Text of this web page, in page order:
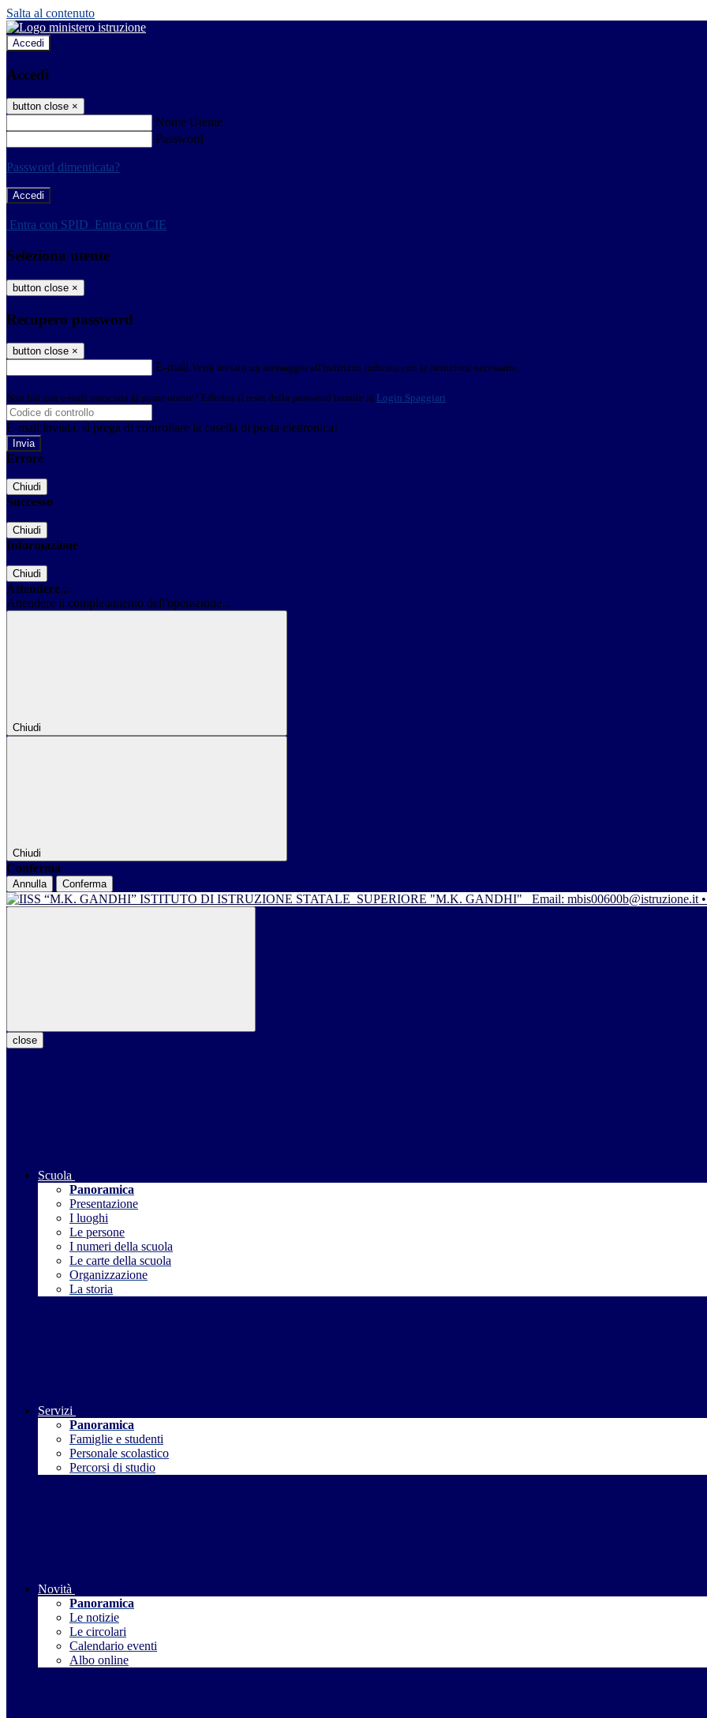
Salta al contenuto
Accedi
Accedi
button close ×
Nome Utente
Password
Password dimenticata?
-
Entra con SPID Entra con CIE
Seleziona utente
button close ×
Recupero password
button close ×
E-mail Verrà inviato un messaggio all'indirizzo indicato con le istruzioni necessarie.
Non hai una e-mail associata al nome utente? Effettua il reset della password tramite la Login Spaggiari
E-mail inviata, si prega di controllare la casella di posta elettronica!
Errore
Chiudi
Successo
Chiudi
Informazione
Chiudi
Attendere...
Attendere il completamento dell'operazione...
Chiudi
Chiudi
Conferma
Annulla Conferma
ISTITUTO DI ISTRUZIONE STATALE SUPERIORE "M.K. GANDHI" Email: mbis00600b@istruzione.it
close
Scuola
Panoramica
Presentazione
I luoghi
Le persone
I numeri della scuola
Le carte della scuola
Organizzazione
La storia
Servizi
Panoramica
Famiglie e studenti
Personale scolastico
Percorsi di studio
Novità
Panoramica
Le notizie
Le circolari
Calendario eventi
Albo online